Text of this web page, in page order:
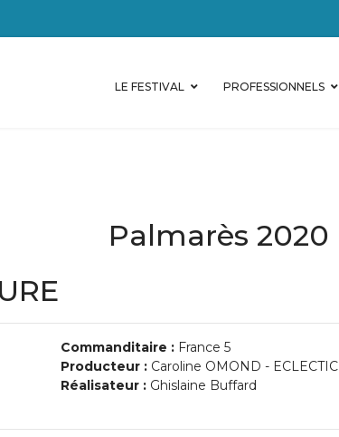
LE FESTIVAL PROFESSIONNELS
Palmarès 2020
Commanditaire : France 5
Producteur : Caroline OMOND - ECLECTIC
Réalisateur : Ghislaine Buffard